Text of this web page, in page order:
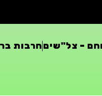
– צל"שיםחרבות